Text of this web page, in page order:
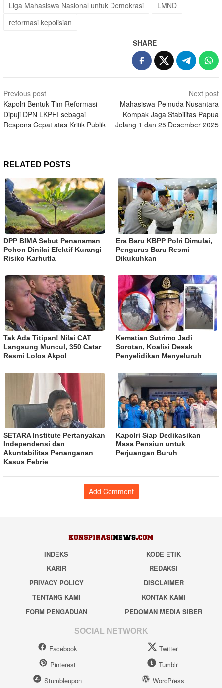
Liga Mahasiswa Nasional untuk Demokrasi
LMND
reformasi kepolisian
SHARE
Post
navigation
Previous post
Kapolri Bentuk Tim Reformasi
Dipuji DPN LKPHI sebagai
Respons Cepat atas Kritik Publik
Next post
Mahasiswa-Pemuda Nusantara
Kompak Jaga Stabilitas Papua
Jelang 1 dan 25 Desember 2025
RELATED POSTS
DPP BIMA Sebut Penanaman
Pohon Dinilai Efektif Kurangi
Risiko Karhutla
Era Baru KBPP Polri Dimulai,
Pengurus Baru Resmi
Dikukuhkan
Tak Ada Titipan! Nilai CAT
Langsung Muncul, 350 Catar
Resmi Lolos Akpol
Kematian Sutrimo Jadi
Sorotan, Koalisi Desak
Penyelidikan Menyeluruh
SETARA Institute Pertanyakan
Independensi dan
Akuntabilitas Penanganan
Kasus Febrie
Kapolri Siap Dedikasikan
Masa Pensiun untuk
Perjuangan Buruh
Add Comment
INDEKS
KODE ETIK
KARIR
REDAKSI
PRIVACY POLICY
DISCLAIMER
TENTANG KAMI
KONTAK KAMI
FORM PENGADUAN
PEDOMAN MEDIA SIBER
SOCIAL NETWORK
Facebook
Twitter
Pinterest
Tumblr
Stumbleupon
WordPress